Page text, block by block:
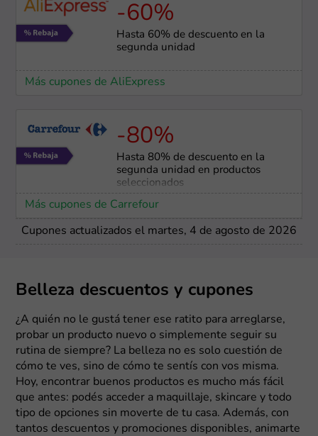
-60%
Hasta 60% de descuento en la
segunda unidad
Más cupones de AliExpress
-80%
Hasta 80% de descuento en la
segunda unidad en productos
seleccionados
Más cupones de Carrefour
Cupones actualizados el martes, 4 de agosto de 2026
Belleza descuentos y cupones
¿A quién no le gustá tener ese ratito para arreglarse,
probar un producto nuevo o simplemente seguir su
rutina de siempre? La belleza no es solo cuestión de
cómo te ves, sino de cómo te sentís con vos misma.
Hoy, encontrar buenos productos es mucho más fácil
que antes: podés acceder a maquillaje, skincare y todo
tipo de opciones sin moverte de tu casa. Además, con
tantos descuentos y promociones disponibles, animarte